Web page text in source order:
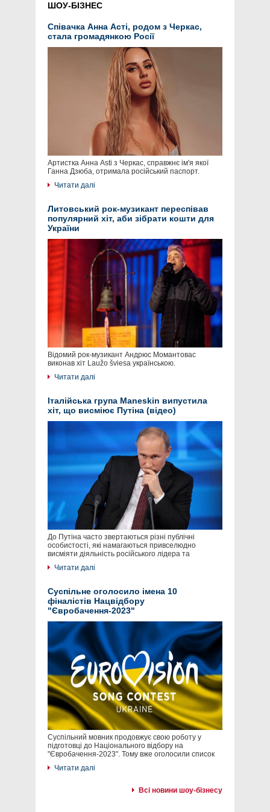
ШОУ-БІЗНЕС
Співачка Анна Асті, родом з Черкас,
стала громадянкою Росії
Артистка Анна Asti з Черкас, справжнє ім'я якої
Ганна Дзюба, отримала російський паспорт.
Читати далі
Литовський рок-музикант переспівав
популярний хіт, аби зібрати кошти для
України
Відомий рок-музикант Андрюс Момантовас
виконав хіт Laužo šviesa українською.
Читати далі
Італійська група Maneskin випустила
хіт, що висміює Путіна (відео)
До Путіна часто звертаються різні публічні
особистості, які намагаються привселюдно
висміяти діяльність російського лідера та
Читати далі
Суспільне оголосило імена 10
фіналістів Нацвідбору
"Євробачення-2023"
Суспільний мовник продовжує свою роботу у
підготовці до Національного відбору на
"Євробачення-2023". Тому вже оголосили список
Читати далі
Всі новини шоу-бізнесу